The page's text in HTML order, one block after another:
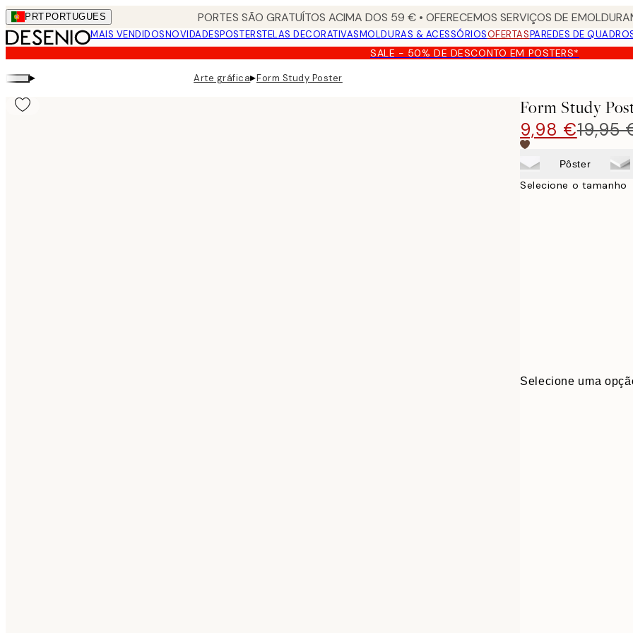
Skip
to
main
content.
PRT PORTUGUES PORTES SÃO GRATUÍTOS ACIMA DOS 59 € • OFERECEMOS SERVIÇOS DE
MAIS VENDIDOSNOVIDADESPOSTERSTELAS DECORATIVASMOLDURAS & ACESSÓRIOSOFERTASPAREDES DE
SALE - 50% DE DESCONTO EM POSTERS*
▸ Arte gráfica▸Form Study Poster
Form Study
9,98 €19,95
Pôster
Selecione o tamanho
Selecione uma